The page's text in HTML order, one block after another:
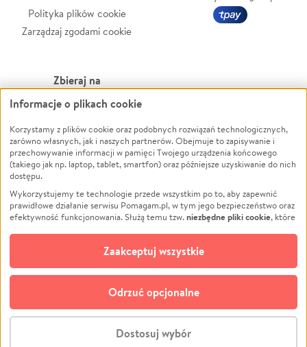
Polityka plików cookie
Zarządzaj zgodami cookie
Zbieraj na
Leczenie
Zwierzęta
Pożar
Ukraina
Pomoc Finansowa
Projekty
Pogrzeb
Społeczność lokalna
Kultura
Powódź
Wichura
NGO
Edukacja
Podróż
Impreza
Ochrona środowiska
Biznes
© CROWDING SP. Z O.O.
Informacje o plikach cookie
Korzystamy z plików cookie oraz podobnych rozwiązań technologicznych,
zarówno własnych, jak i naszych partnerów. Obejmuje to zapisywanie i
przechowywanie informacji w pamięci Twojego urządzenia końcowego
(takiego jak np. laptop, tablet, smartfon) oraz późniejsze uzyskiwanie do nich
dostępu.
Wykorzystujemy te technologie przede wszystkim po to, aby zapewnić
prawidłowe działanie serwisu Pomagam.pl, w tym jego bezpieczeństwo oraz
efektywność funkcjonowania. Służą temu tzw.niezbędne pliki cookie, które
opcjonalnych plików cookie
technologii do celów analitycznych i retargetingowych. Możesz wyrazić
zgodę na ich stosowanie lub jej odmówić. W dowolnym momencie masz
możliwość zmiany swoich preferencji na stronie „Zarządzaj zgodami cookie”,
do której link znajdziesz w stopce serwisu Pomagam.pl. Opcjonalne pliki
cookie wykorzystywane są w następujących celach:
działanie serwisu Pomagam.pl. Dzięki nim możemy zrozumieć, jak
Dostosuj wybór
Odrzuć opcjonalne
Zaakceptuj wszystkie